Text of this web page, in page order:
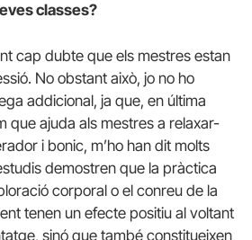
classes?
cap dubte que els mestres estan
No obstant això, jo no ho
addicional, ja que, en última
que ajuda als mestres a relaxar-
i bonic, m’ho han dit molts
demostren que la pràctica
corporal o el conreu de la
tenen un efecte positiu al voltant
sinó que també constitueixen